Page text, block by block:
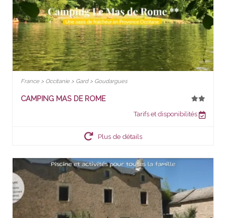
France > Occitanie > Gard > Goudargues
CAMPING MAS DE ROME
Tarifs et disponibilités
Plus de détails